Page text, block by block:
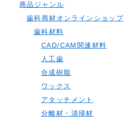
商品ジャンル
歯科商材オンラインショップ
歯科材料
CAD/CAM関連材料
人工歯
合成樹脂
ワックス
アタッチメント
分離材・清掃材